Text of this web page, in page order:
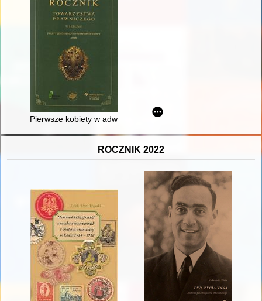
Pierwsze kobiety w adwokaturze lubelskiej
ROCZNIK 2022